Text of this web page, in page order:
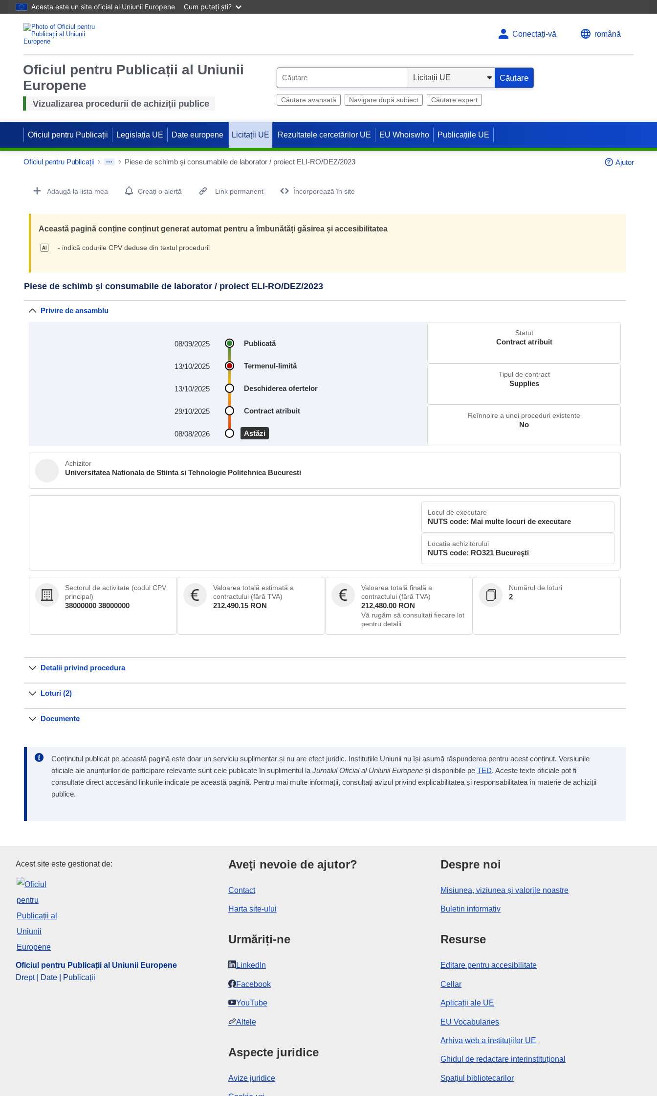
Acesta este un site oficial al Uniunii Europene Cum puteți ști?
Conectați-vă română
Oficiul pentru Publicații al Uniunii
Europene
Vizualizarea procedurii de achiziții publice
e
c
t
Căutare
Căutare avansată Navigare după subiect Căutare expert
Oficiul pentru Publicații Legislația UE Date europene Licitații UE Rezultatele cercetărilor UE EU Whoiswho Publicațiile UE
Oficiul pentru Publicații Piese de schimb și consumabile de laborator / proiect ELI-RO/DEZ/2023 Ajutor
Procurement Detail Actions Portlet
Adaugă la lista mea Creați o alertă Link permanent Încorporează în site
Această pagină conține conținut generat automat pentru a îmbunătăți găsirea și accesibilitatea
- indică codurile CPV deduse din textul procedurii
Piese de schimb și consumabile de laborator / proiect ELI-RO/DEZ/2023
Privire de ansamblu
Publicată
08/09/2025
Termenul-limită
13/10/2025
Deschiderea ofertelor
13/10/2025
Contract atribuit
29/10/2025
Astăzi
08/08/2026
Statut
Contract atribuit
Tipul de contract
Supplies
Reînnoire a unei proceduri existente
No
Achizitor
Universitatea Nationala de Stiinta si Tehnologie Politehnica Bucuresti
Locul de executare
NUTS code: Mai multe locuri de executare
Locația achizitorului
NUTS code: RO321 Bucureşti
Sectorul de activitate (codul CPV
principal)
38000000 38000000
Valoarea totală estimată a
contractului (fără TVA)
212,490.15 RON
Valoarea totală finală a
contractului (fără TVA)
212,480.00 RON
Vă rugăm să consultați fiecare lot
pentru detalii
Numărul de loturi
2
Detalii privind procedura
Loturi (2)
Documente
Conținutul publicat pe această pagină este doar un serviciu suplimentar și nu are efect juridic. Instituțiile Uniunii nu își asumă răspunderea pentru acest conținut. Versiunile
oficiale ale anunțurilor de participare relevante sunt cele publicate în suplimentul la Jurnalul Oficial al Uniunii Europene și disponibile pe TED. Aceste texte oficiale pot fi
consultate direct accesând linkurile indicate pe această pagină. Pentru mai multe informații, consultați avizul privind explicabilitatea și responsabilitatea în materie de achiziții
publice.
Oficiul pentru Publicații al Uniunii Europene
Acest site este gestionat de:
Oficiul pentru Publicații al Uniunii Europene
Drept | Date | Publicații
Aveți nevoie de ajutor?
Contact
Harta site-ului
Urmăriți-ne
LinkedIn
Facebook
YouTube
Altele
Aspecte juridice
Avize juridice
Despre noi
Misiunea, viziunea și valorile noastre
Buletin informativ
Resurse
Editare pentru accesibilitate
Cellar
Aplicații ale UE
EU Vocabularies
Arhiva web a instituțiilor UE
Ghidul de redactare interinstituțional
Spațiul bibliotecarilor